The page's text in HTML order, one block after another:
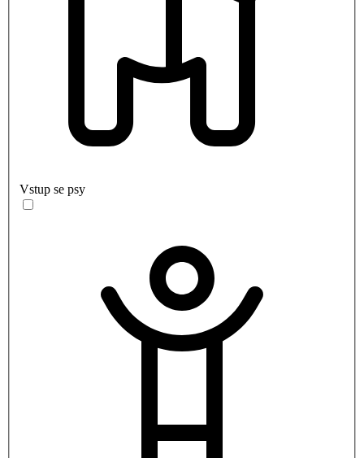
Vstup se psy